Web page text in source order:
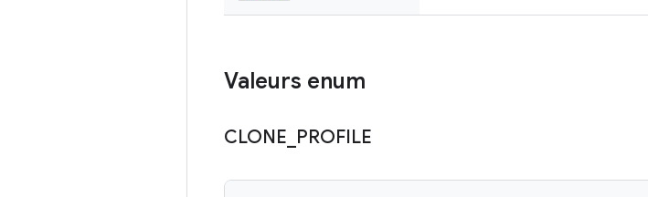
Valeurs enum
CLONE PROFILE